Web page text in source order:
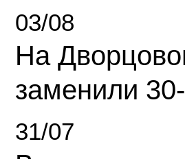
03/08
На
заменили
31/07